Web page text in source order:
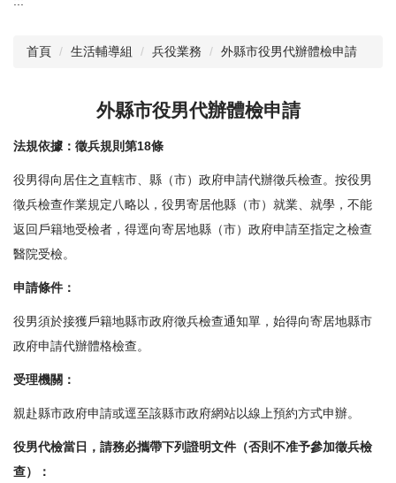
首頁 生活輔導組 兵役業務 外縣市役男代辦體檢申請
外縣市役男代辦體檢申請
法規依據：徵兵規則第18條
役男得向居住之直轄市、縣（市）政府申請代辦徵兵檢查。按役男
徵兵檢查作業規定八略以，役男寄居他縣（市）就業、就學，不能
返回戶籍地受檢者，得逕向寄居地縣（市）政府申請至指定之檢查
醫院受檢。
申請條件：
役男須於接獲戶籍地縣市政府徵兵檢查通知單，始得向寄居地縣市
政府申請代辦體格檢查。
受理機關：
親赴縣市政府申請或逕至該縣市政府網站以線上預約方式申辦。
役男代檢當日，請務必攜帶下列證明文件（否則不准予參加徵兵檢
查）：